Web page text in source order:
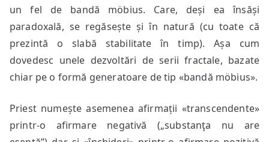
un fel de bandă möbius. Care, deși ea însăși
paradoxală, se regăsește și în natură (cu toate că
prezintă o slabă stabilitate în timp). Așa cum
dovedesc unele dezvoltări de serii fractale, bazate
chiar pe o formă generatoare de tip «bandă möbius».
Priest numește asemenea afirmații «transcendente»
printr-o afirmare negativă („substanţa nu are